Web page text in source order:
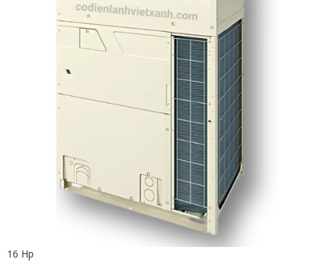
16 Hp